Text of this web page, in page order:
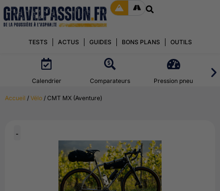
TESTS ACTUS GUIDES BONS PLANS OUTILS
Calendrier Comparateurs Pression pneu
Accueil / Vélo / CMT MX (Aventure)
-